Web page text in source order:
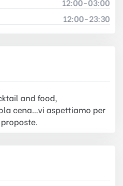
12:00-03:00
12:00-23:30
and food,
cena...vi aspettiamo per